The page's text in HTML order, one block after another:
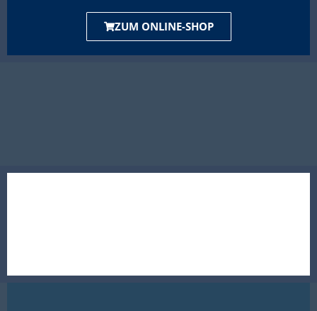
ZUM ONLINE-SHOP